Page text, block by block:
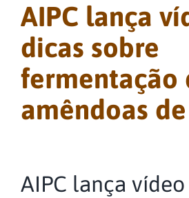
AIPC lança
dicas sobre
fermentação
amêndoas
AIPC lança